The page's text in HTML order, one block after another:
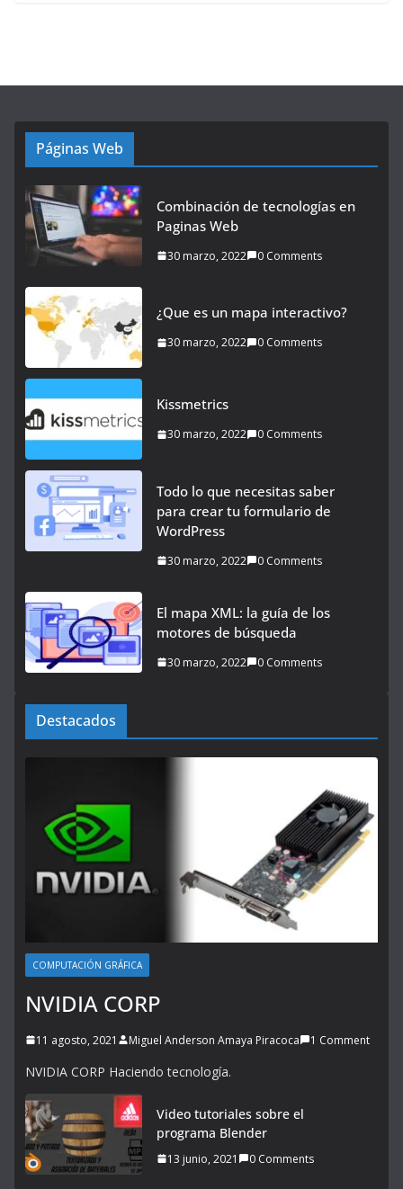
Páginas Web
Combinación de tecnologías en
Paginas Web
30 marzo, 2022 0 Comments
¿Que es un mapa interactivo?
30 marzo, 2022 0 Comments
Kissmetrics
30 marzo, 2022 0 Comments
Todo lo que necesitas saber
para crear tu formulario de
WordPress
30 marzo, 2022 0 Comments
El mapa XML: la guía de los
motores de búsqueda
30 marzo, 2022 0 Comments
Destacados
COMPUTACIÓN GRÁFICA
NVIDIA CORP
11 agosto, 2021 Miguel Anderson Amaya Piracoca 1 Comment
NVIDIA CORP Haciendo tecnología.
Video tutoriales sobre el
programa Blender
13 junio, 2021 0 Comments